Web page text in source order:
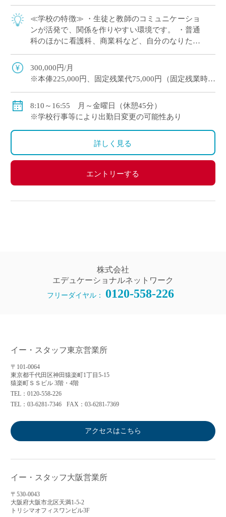
≪学校の特徴≫ ・生徒と教師のコミュニケーショ
ンが活発で、関係を作りやすい環境です。 ・普通
科のほかに看護科、商業科など、自分のなりたい
将来像を明確に持った生徒さんが在籍している学
校です。 そんな生徒さんを身近で支え、 […]
300,000円/月
※本俸225,000円、固定残業代75,000円（固定残業時間
（45時間）を超えた場合は超過勤務手当あり）
賞与：年2回、4.2ヶ月分（昨年度実績）
諸手当：住宅手当、休日補習手当、休日部活動手当な
福利厚生：私学共済（健康保険、年金）、雇用保険、
労災保険
8:10～16:55 月～金曜日（休憩45分）
※学校行事等により出勤日変更の可能性あり
詳しく見る
エントリーする
株式会社
エデュケーショナルネットワーク
フリーダイヤル： 0120-558-226
イー・スタッフ東京営業所
〒101-0064
東京都千代田区神田猿楽町1丁目5-15
猿楽町ＳＳビル 3階・4階
TEL：0120-558-226
TEL：03-6281-7346
FAX：03-6281-7369
アクセスはこちら
イー・スタッフ大阪営業所
〒530-0043
大阪府大阪市北区天満1-5-2
トリシマオフィスワンビル3F